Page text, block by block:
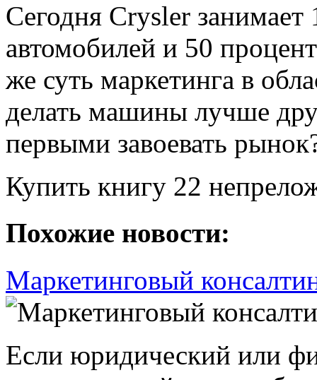
Сегодня Crysler
автомобилей и 50
же суть маркетинга в
делать машины лучше
первыми завоевать
Купить книгу 22
Похожие новости:
Маркетинговый
Если юридический или